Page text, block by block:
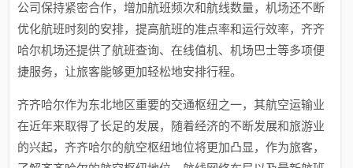
公司保持紧密合作，增加航班频次和航线数量，机场还不断
优化航班时刻的安排，提高航班的准点率和运行效率，齐齐
哈尔机场还提供了航班查询、在线值机、机场巴士等多项便
捷服务，让旅客能够更加轻松地安排行程。
齐齐哈尔作为东北地区重要的交通枢纽之一，其航空运输业
在近年来取得了长足的发展，随着经济的不断发展和旅游业
的兴起，齐齐哈尔的航空枢纽地位将更加凸显，作为旅客，